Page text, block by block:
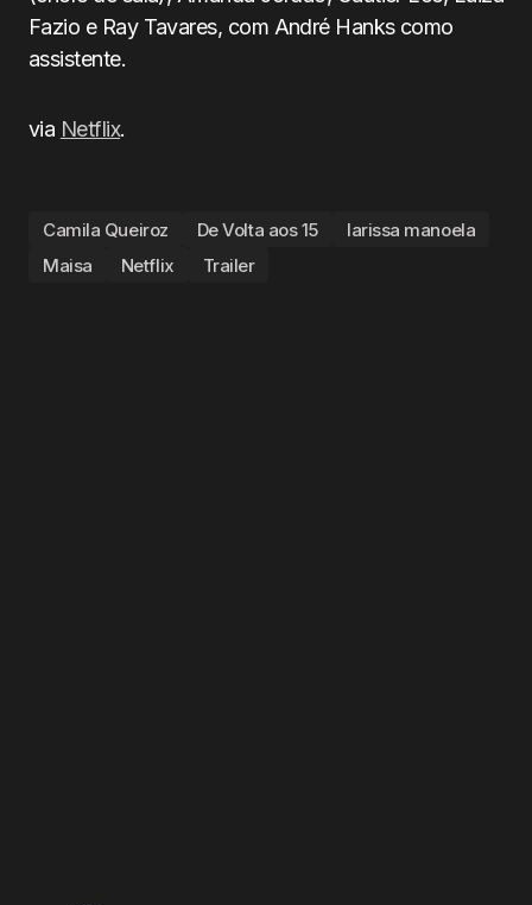
Fazio e Ray Tavares, com André Hanks como
assistente.
via Netflix.
Camila Queiroz De Volta aos 15
larissa manoela
Maisa
Netflix Trailer